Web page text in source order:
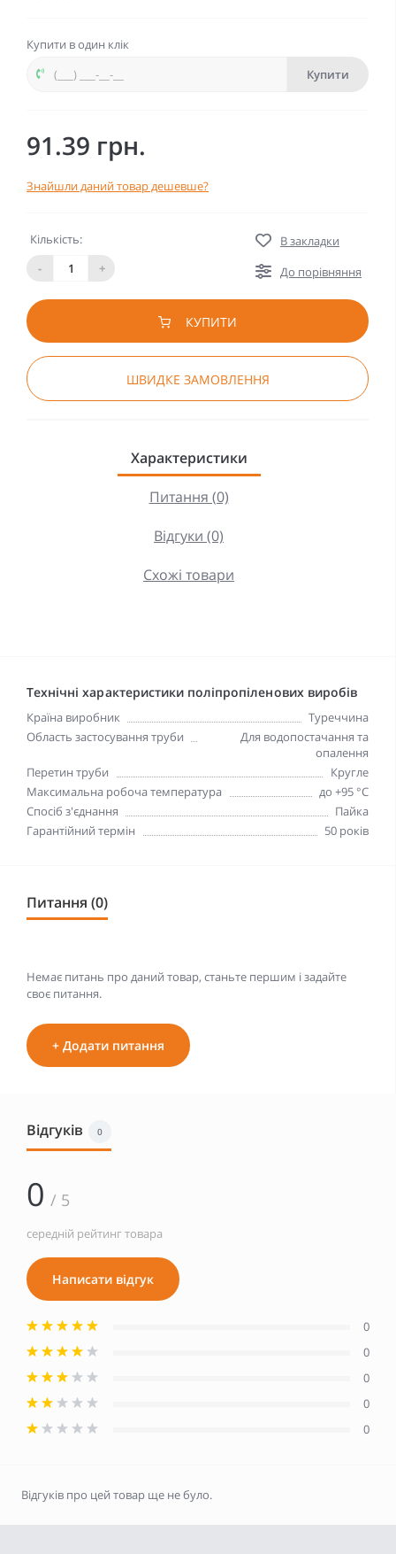
Купити в один клік
Купити
91.39 грн.
Знайшли даний товар дешевше?
Кількість:
-
+
В закладки
До порівняння
КУПИТИ
ШВИДКЕ ЗАМОВЛЕННЯ
Характеристики
Питання (0)
Відгуки (0)
Схожі товари
Технічні характеристики поліпропіленових виробів
Країна виробник
Туреччина
Область застосування труби
Для водопостачання та
опалення
Перетин труби
Кругле
Максимальна робоча температура
до +95 °С
Спосіб з'єднання
Пайка
Гарантійний термін
50 років
Питання (0)
Немає питань про даний товар, станьте першим і задайте
своє питання.
+ Додати питання
Відгуків 0
0 / 5
середній рейтинг товара
Написати відгук
0
0
0
0
0
Відгуків про цей товар ще не було.